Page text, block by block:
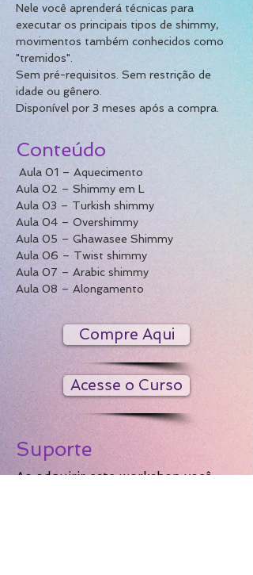
Nele você aprenderá técnicas para
executar os principais tipos de shimmy,
movimentos também conhecidos como
"tremidos".
Sem pré-requisitos. Sem restrição de
idade ou gênero.
Disponível por 3 meses após a compra.
Conteúdo
Aula 01 – Aquecimento
Aula 02 – Shimmy em L
Aula 03 – Turkish shimmy
Aula 04 – Overshimmy
Aula 05 – Ghawasee Shimmy
Aula 06 – Twist shimmy
Aula 07 – Arabic shimmy
Aula 08 – Alongamento
Compre Aqui
Acesse o Curso
Suporte
Ao adquirir este workshop você